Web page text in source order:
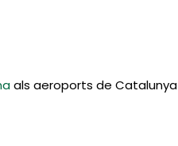
als aeroports de Catalunya